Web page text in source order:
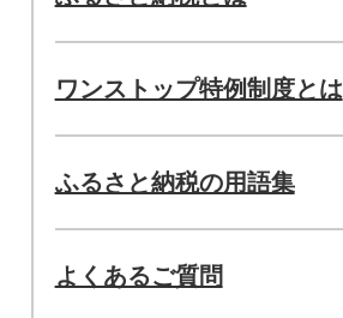
ワンストップ特例制度とは
ふるさと納税の用語集
よくあるご質問